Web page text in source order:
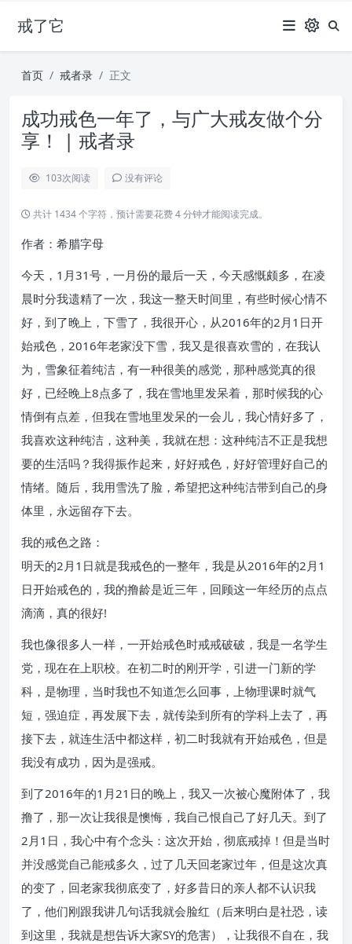
戒了它
首页 戒者录 正文
成功戒色一年了，与广大戒友做个分
享！ | 戒者录
103次阅读 没有评论
共计 1434 个字符，预计需要花费 4 分钟才能阅读完成。
作者：希腊字母
今天，1月31号，一月份的最后一天，今天感慨颇多，在凌
晨时分我遗精了一次，我这一整天时间里，有些时候心情不
好，到了晚上，下雪了，我很开心，从2016年的2月1日开
始戒色，2016年老家没下雪，我又是很喜欢雪的，在我认
为，雪象征着纯洁，有一种很美的感觉，那种感觉真的很
好，已经晚上8点多了，我在雪地里发呆着，那时候我的心
情倒有点差，但我在雪地里发呆的一会儿，我心情好多了，
我喜欢这种纯洁，这种美，我就在想：这种纯洁不正是我想
要的生活吗？我得振作起来，好好戒色，好好管理好自己的
情绪。随后，我用雪洗了脸，希望把这种纯洁带到自己的身
体里，永远留存下去。
我的戒色之路：
明天的2月1日就是我戒色的一整年，我是从2016年的2月1
日开始戒色的，我的撸龄是近三年，回顾这一年经历的点点
滴滴，真的很好!
我也像很多人一样，一开始戒色时戒戒破破，我是一名学生
党，现在在上职校。在初二时的刚开学，引进一门新的学
科，是物理，当时我也不知道怎么回事，上物理课时就气
短，强迫症，再发展下去，就传染到所有的学科上去了，再
接下去，就连生活中都这样，初二时我就有开始戒色，但是
我没有成功，因为是强戒。
到了2016年的1月21日的晚上，我又一次被心魔附体了，我
撸了，那一次让我很是懊悔，我自己恨自己了好几天。到了
2月1日，我心中有个念头：这次开始，彻底戒掉！但是当时
并没感觉自己能戒多久，过了几天回老家过年，但是这次真
的变了，回老家我彻底变了，好多昔日的亲人都不认识我
了，他们刚跟我讲几句话我就会脸红（后来明白是社恐，读
到这里，我就是想告诉大家SY的危害），让我很不自在，我